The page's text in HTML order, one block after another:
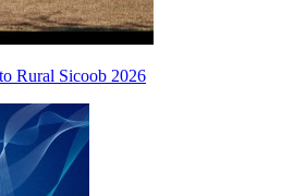
Rural Sicoob 2026